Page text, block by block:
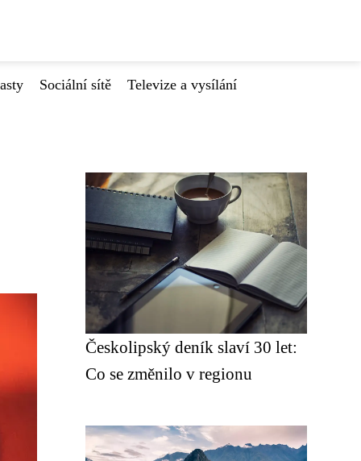
Sociální sítě Televize a vysílání
Českolipský deník slaví 30 let:
Co se změnilo v regionu